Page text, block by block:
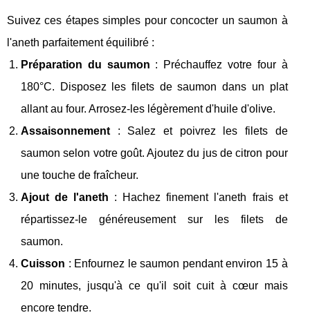
Suivez ces étapes simples pour concocter un saumon à
l'aneth parfaitement équilibré :
Préparation du saumon : Préchauffez votre four à
180°C. Disposez les filets de saumon dans un plat
allant au four. Arrosez-les légèrement d'huile d'olive.
Assaisonnement : Salez et poivrez les filets de
saumon selon votre goût. Ajoutez du jus de citron pour
une touche de fraîcheur.
Ajout de l'aneth : Hachez finement l'aneth frais et
répartissez-le généreusement sur les filets de
saumon.
Cuisson : Enfournez le saumon pendant environ 15 à
20 minutes, jusqu'à ce qu'il soit cuit à cœur mais
encore tendre.